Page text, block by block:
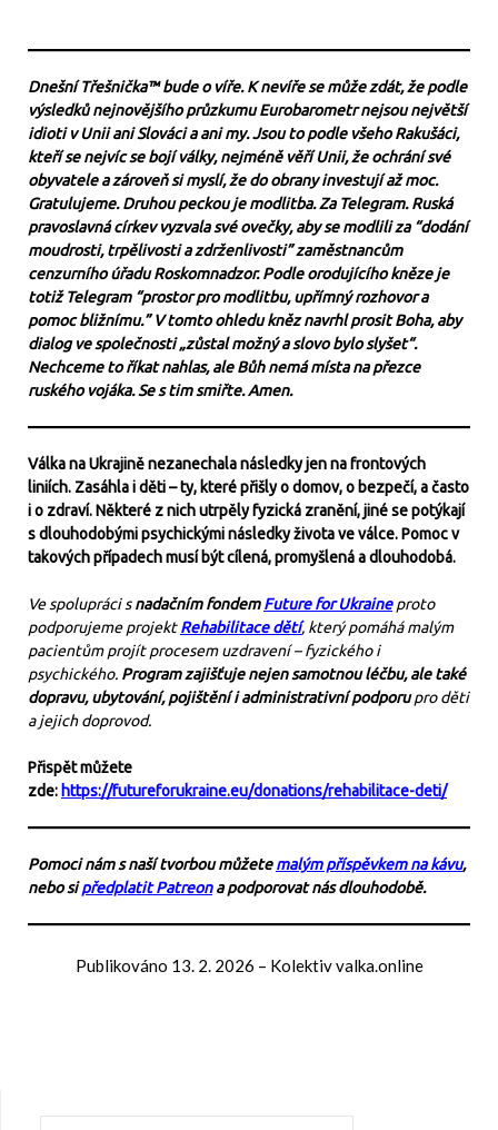
Dnešní Třešnička™ bude o víře. K nevíře se může zdát, že podle
výsledků nejnovějšího průzkumu Eurobarometr nejsou největší
idioti v Unii ani Slováci a ani my. Jsou to podle všeho Rakušáci,
kteří se nejvíc se bojí války, nejméně věří Unii, že ochrání své
obyvatele a zároveň si myslí, že do obrany investují až moc.
Gratulujeme. Druhou peckou je modlitba. Za Telegram. Ruská
pravoslavná církev vyzvala své ovečky, aby se modlili za “dodání
moudrosti, trpělivosti a zdrženlivosti” zaměstnancům
cenzurního úřadu Roskomnadzor. Podle orodujícího kněze je
totiž Telegram “prostor pro modlitbu, upřímný rozhovor a
pomoc bližnímu.” V tomto ohledu kněz navrhl prosit Boha, aby
dialog ve společnosti „zůstal možný a slovo bylo slyšet“.
Nechceme to říkat nahlas, ale Bůh nemá místa na přezce
ruského vojáka. Se s tim smiřte. Amen.
Válka na Ukrajině nezanechala následky jen na frontových
liniích. Zasáhla i děti – ty, které přišly o domov, o bezpečí, a často
i o zdraví. Některé z nich utrpěly fyzická zranění, jiné se potýkají
s dlouhodobými psychickými následky života ve válce. Pomoc v
takových případech musí být cílená, promyšlená a dlouhodobá.
Ve spolupráci snadačním fondemFuture for Ukraineproto
podporujeme projektRehabilitace dětí, který pomáhá malým
pacientům projít procesem uzdravení – fyzického i
psychického. Program zajišťuje nejen samotnou léčbu, ale také
dopravu, ubytování, pojištění i administrativní podporupro děti
a jejich doprovod.
Přispět můžete
zde: https://futureforukraine.eu/donations/rehabilitace-deti/
Pomoci nám s naší tvorbou můžetemalým příspěvkem na kávu,
nebo sipředplatit Patreona podporovat nás dlouhodobě.
Publikováno 13. 2. 2026 – Kolektiv valka.online